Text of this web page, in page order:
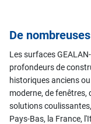
De
Les surfaces
profondeurs de
historiques anciens
moderne, de fenêtres,
solutions
Pays-Bas, la France,